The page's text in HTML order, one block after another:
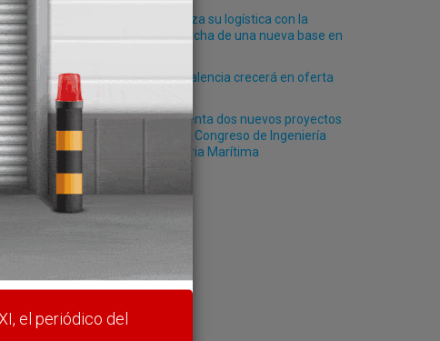
montaje
y
Fribasa refuerza su logística con la
puesta en marcha de una nueva base en
El Puerto de Valencia crecerá en oferta
Siport21 presenta dos nuevos proyectos
durante el 49º Congreso de Ingeniería
Naval e Industria Marítima
el periódico del